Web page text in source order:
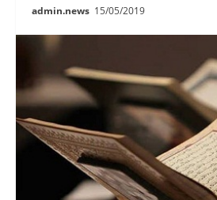
admin.news 15/05/2019